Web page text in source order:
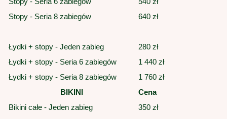
Stopy - Seria 8 zabiegów
640 zł
Łydki + stopy - Jeden zabieg
280 zł
Łydki + stopy - Seria 6 zabiegów
1 440 zł
Łydki + stopy - Seria 8 zabiegów
1 760 zł
BIKINI
Cena
Bikini całe - Jeden zabieg
350 zł